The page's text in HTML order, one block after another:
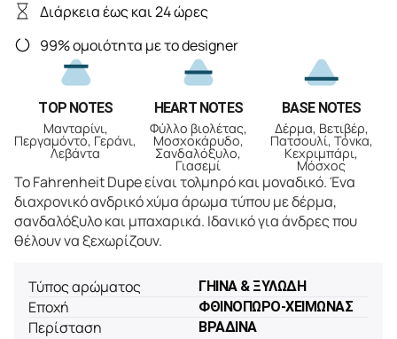
Διάρκεια έως και 24 ώρες
99% ομοιότητα με το designer
TOP NOTES
Μανταρίνι,
Περγαμόντο, Γεράνι,
Λεβάντα
HEART NOTES
Φύλλο βιολέτας,
Μοσχοκάρυδο,
Σανδαλόξυλο,
Γιασεμί
BASE NOTES
Δέρμα, Βετιβέρ,
Πατσουλί, Τόνκα,
Κεχριμπάρι,
Μόσχος
Το Fahrenheit Dupe είναι τολμηρό και μοναδικό. Ένα
διαχρονικό ανδρικό χύμα άρωμα τύπου με δέρμα,
σανδαλόξυλο και μπαχαρικά. Ιδανικό για άνδρες που
θέλουν να ξεχωρίζουν.
Τύπος αρώματος ΓΗΙΝΑ & ΞΥΛΩΔΗ
Εποχή ΦΘΙΝΟΠΩΡΟ-ΧΕΙΜΩΝΑΣ
Περίσταση ΒΡΑΔΙΝΑ